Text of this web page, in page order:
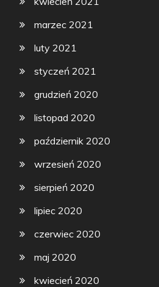
marzec 2021
luty 2021
styczeń 2021
grudzień 2020
listopad 2020
październik 2020
wrzesień 2020
sierpień 2020
lipiec 2020
czerwiec 2020
maj 2020
kwiecień 2020